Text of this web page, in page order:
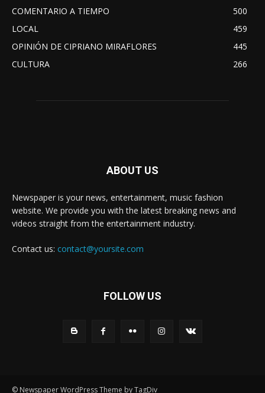
COMENTARIO A TIEMPO
500
LOCAL
459
OPINIÓN DE CIPRIANO MIRAFLORES
445
CULTURA
266
ABOUT US
Newspaper is your news, entertainment, music fashion
website. We provide you with the latest breaking news and
videos straight from the entertainment industry.
Contact us: contact@yoursite.com
FOLLOW US
© Newspaper WordPress Theme by TagDiv